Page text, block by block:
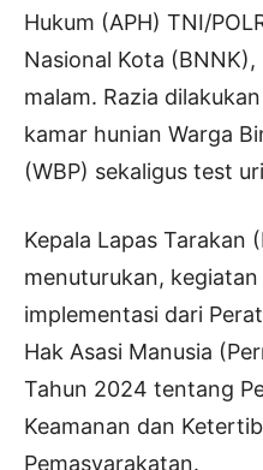
Hukum (APH) TNI/
Nasional Kota
malam. Razia
kamar hunian Warga
(WBP) sekaligus test
Kepala Lapas Tarakan
menuturukan,
implementasi dari
Hak Asasi Manusia
Tahun 2024 tentang
Keamanan dan
Pemasyarakatan.